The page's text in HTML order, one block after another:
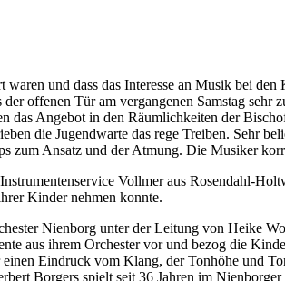
und dass das Interesse an Musik bei
offenen Tür am vergangenen Samstag
das Angebot in den Räumlichkeiten der
die Jugendwarte das rege Treiben. Sehr
zum Ansatz und der Atmung. Die Musiker
Vollmer aus Rosendahl-
Kinder nehmen konnte.
Nienborg unter der Leitung von Heike
aus ihrem Orchester vor und bezog die
Eindruck vom Klang, der Tonhöhe und
Borgers spielt seit 36 Jahren im